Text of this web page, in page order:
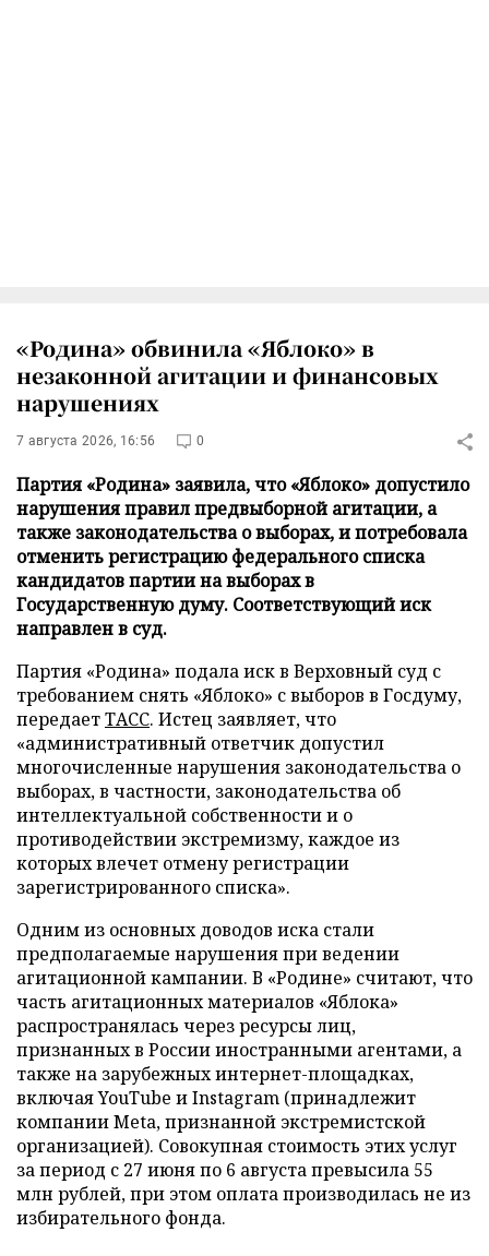
«Родина» обвинила «Яблоко» в
незаконной агитации и финансовых
нарушениях
7 августа 2026, 16:56 0
Партия «Родина» заявила, что «Яблоко» допустило
нарушения правил предвыборной агитации, а
также законодательства о выборах, и потребовала
отменить регистрацию федерального списка
кандидатов партии на выборах в
Государственную думу. Соответствующий иск
направлен в суд.
Партия «Родина» подала иск в Верховный суд с
требованием снять «Яблоко» с выборов в Госдуму,
передаетТАСС. Истец заявляет, что
«административный ответчик допустил
многочисленные нарушения законодательства о
выборах, в частности, законодательства об
интеллектуальной собственности и о
противодействии экстремизму, каждое из
которых влечет отмену регистрации
зарегистрированного списка».
Одним из основных доводов иска стали
предполагаемые нарушения при ведении
агитационной кампании. В «Родине» считают, что
часть агитационных материалов «Яблока»
распространялась через ресурсы лиц,
признанных в России иностранными агентами, а
также на зарубежных интернет-площадках,
включая YouTube и Instagram (принадлежит
компании Meta, признанной экстремистской
организацией). Совокупная стоимость этих услуг
за период с 27 июня по 6 августа превысила 55
млн рублей, при этом оплата производилась не из
избирательного фонда.